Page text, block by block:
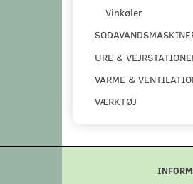
Vinkøler
URE &
VARME &
VÆRKTØJ